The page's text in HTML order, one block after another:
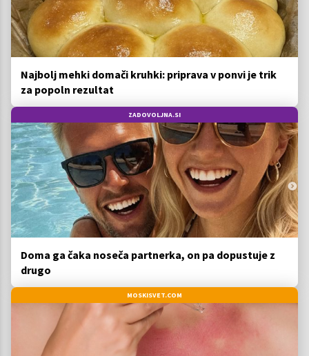
Najbolj mehki domači kruhki: priprava v ponvi je trik
za popoln rezultat
ZADOVOLJNA.SI
Doma ga čaka noseča partnerka, on pa dopustuje z
drugo
MOSKISVET.COM